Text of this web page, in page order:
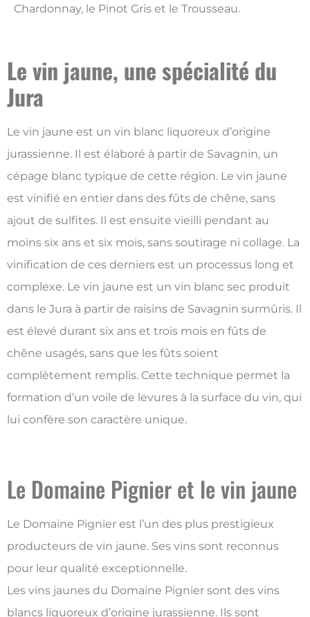
Chardonnay, le Pinot Gris et le Trousseau.
Le vin jaune, une spécialité du
Jura
Le vin jaune est un vin blanc liquoreux d’origine
jurassienne. Il est élaboré à partir de Savagnin, un
cépage blanc typique de cette région. Le vin jaune
est vinifié en entier dans des fûts de chêne, sans
ajout de sulfites. Il est ensuite vieilli pendant au
moins six ans et six mois, sans soutirage ni collage. La
vinification de ces derniers est un processus long et
complexe. Le vin jaune est un vin blanc sec produit
dans le Jura à partir de raisins de Savagnin surmûris. Il
est élevé durant six ans et trois mois en fûts de
chêne usagés, sans que les fûts soient
complètement remplis. Cette technique permet la
formation d’un voile de levures à la surface du vin, qui
lui confère son caractère unique.
Le Domaine Pignier et le vin jaune
Le Domaine Pignier est l’un des plus prestigieux
producteurs de vin jaune. Ses vins sont reconnus
pour leur qualité exceptionnelle.
Les vins jaunes du Domaine Pignier sont des vins
blancs liquoreux d’origine jurassienne. Ils sont